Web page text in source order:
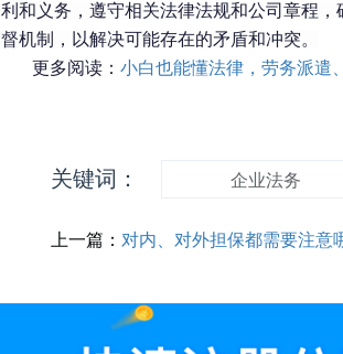
利和义务，遵守相关法律法规和公司章程
督机制，以解决可能存在的矛盾和冲突。
更多阅读： 小白也能懂法律，劳务派遣
关键词： 企业法务
上一篇： 对内、对外担保都需要注意